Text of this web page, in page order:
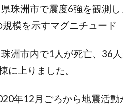
珠洲市で震度6強を観測
模を示すマグニチュード
洲市内で1人が死亡、36
に上りました。
年12月ごろから地震活